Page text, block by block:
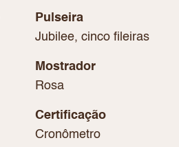
Pulseira
Jubilee, cinco fileiras
Mostrador
Rosa
Certificação
Cronômetro